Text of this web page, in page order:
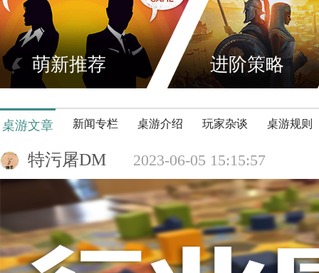
萌新推荐 进阶策略
桌游文章 新闻专栏 桌游介绍 玩家杂谈 桌游规则
特污屠DM 2023-06-05 15:15:57